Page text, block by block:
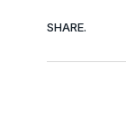
SHARE.